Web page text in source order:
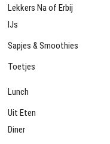
Lekkers Na of Erbij
IJs
Sapjes & Smoothies
Toetjes
Lunch
Uit Eten
Diner